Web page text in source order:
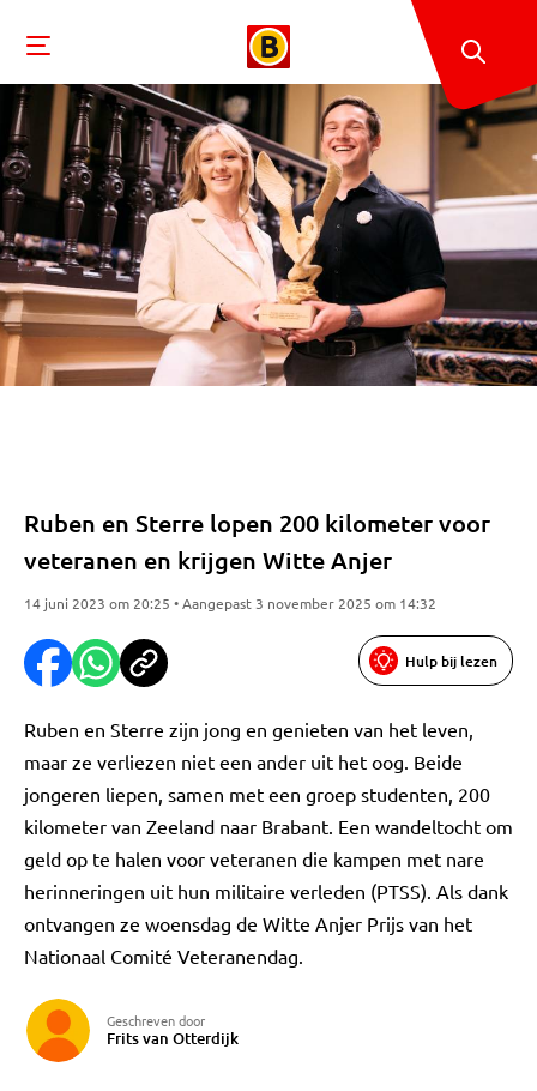
Ruben en Sterre lopen 200 kilometer voor
veteranen en krijgen Witte Anjer
14 juni 2023 om 20:25 • Aangepast 3 november 2025 om 14:32
Hulp bij lezen
Ruben en Sterre zijn jong en genieten van het leven,
maar ze verliezen niet een ander uit het oog. Beide
jongeren liepen, samen met een groep studenten, 200
kilometer van Zeeland naar Brabant. Een wandeltocht om
geld op te halen voor veteranen die kampen met nare
herinneringen uit hun militaire verleden (PTSS). Als dank
ontvangen ze woensdag de Witte Anjer Prijs van het
Nationaal Comité Veteranendag.
Geschreven door
Frits van Otterdijk